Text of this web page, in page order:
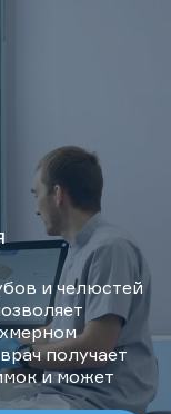
и челюстей
получает
и может